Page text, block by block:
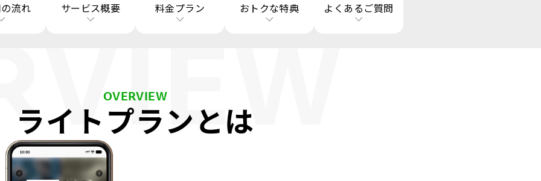
流れ サービス概要 料金プラン おトクな特典 よくあるご質問
OVERVIEW
ライトプランとは